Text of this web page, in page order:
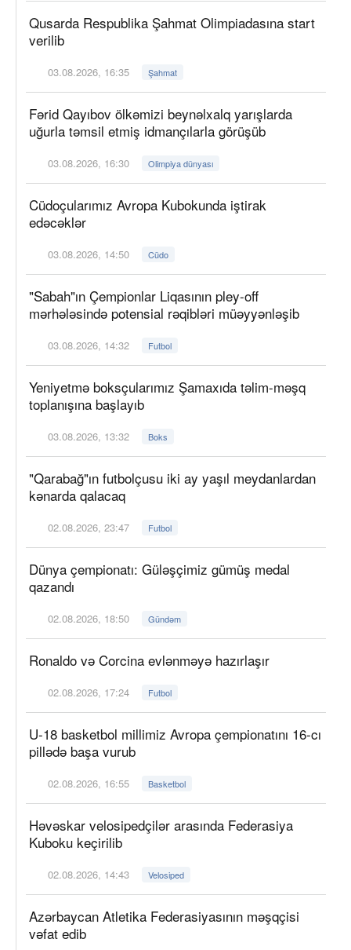
Qusarda Respublika Şahmat Olimpiadasına start
verilib
03.08.2026, 16:35 Şahmat
Fərid Qayıbov ölkəmizi beynəlxalq yarışlarda
uğurla təmsil etmiş idmançılarla görüşüb
03.08.2026, 16:30 Olimpiya dünyası
Cüdoçularımız Avropa Kubokunda iştirak
edəcəklər
03.08.2026, 14:50 Cüdo
"Sabah"ın Çempionlar Liqasının pley-off
mərhələsində potensial rəqibləri müəyyənləşib
03.08.2026, 14:32 Futbol
Yeniyetmə boksçularımız Şamaxıda təlim-məşq
toplanışına başlayıb
03.08.2026, 13:32 Boks
"Qarabağ"ın futbolçusu iki ay yaşıl meydanlardan
kənarda qalacaq
02.08.2026, 23:47 Futbol
Dünya çempionatı: Güləşçimiz gümüş medal
qazandı
02.08.2026, 18:50 Gündəm
Ronaldo və Corcina evlənməyə hazırlaşır
02.08.2026, 17:24 Futbol
U-18 basketbol millimiz Avropa çempionatını 16-cı
pillədə başa vurub
02.08.2026, 16:55 Basketbol
Həvəskar velosipedçilər arasında Federasiya
Kuboku keçirilib
02.08.2026, 14:43 Velosiped
Azərbaycan Atletika Federasiyasının məşqçisi
vəfat edib